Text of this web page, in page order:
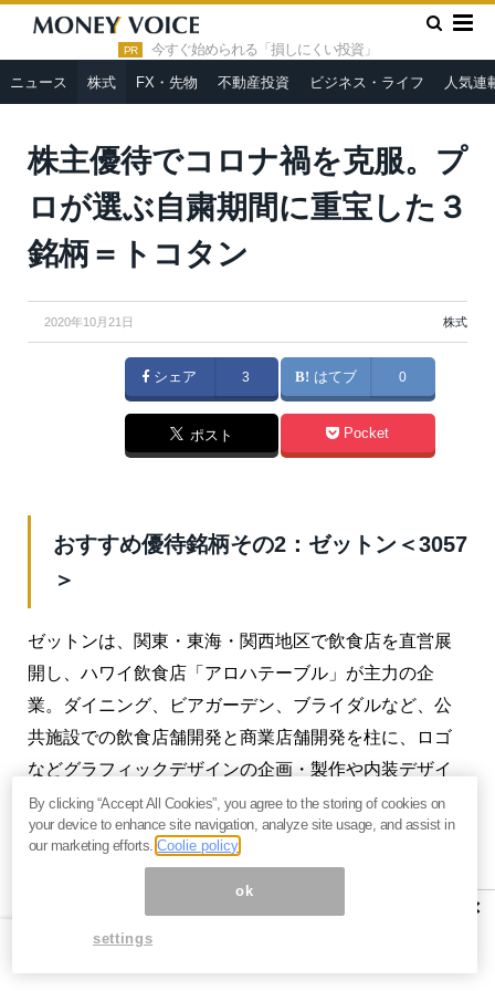
PR 今すぐ始められる「損しにくい投資」
ニュース 株式 FX・先物 不動産投資 ビジネス・ライフ 人気連
HOME » 株式 »
株主優待でコロナ禍を克服。プロが選ぶ自粛期
間に重宝した３銘柄＝トコタン
株主優待でコロナ禍を克服。プ
ロが選ぶ自粛期間に重宝した３
銘柄＝トコタン
2020年10月21日 株式
シェア 3 はてブ 0
ポスト Pocket
おすすめ優待銘柄その2：ゼットン＜3057
＞
ゼットンは、関東・東海・関西地区で飲食店を直営展
開し、ハワイ飲食店「アロハテーブル」が主力の企
業。ダイニング、ビアガーデン、ブライダルなど、公
共施設での飲食店舗開発と商業店舗開発を柱に、ロゴ
などグラフィックデザインの企画・製作や内装デザイ
ンに関わるコンサルティングを手がけています。
こちらの株主優待は、2月末権利の年1回、保有株数と
継続保有期間に応じて株主優待品がもらえます。
×
By clicking “Accept All Cookies”, you agree to the storing of cookies on
your device to enhance site navigation, analyze site usage, and assist in
our marketing efforts.Coolie policy
ok
settings